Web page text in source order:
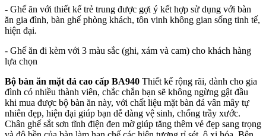
- Ghế ăn với thiết kế trẻ trung được gợi ý kết hợp sử dụng với bàn
ăn gia đình, bàn ghế phòng khách, tôn vinh không gian sống tinh tế,
hiện đại.
- Ghế ăn đi kèm với 3 màu sắc (ghi, xám và cam) cho khách hàng
lựa chọn
Bộ bàn ăn mặt đá cao cấp BA940 Thiết kế rộng rãi, dành cho gia
đình có nhiều thành viên, chắc chắn bạn sẽ không ngừng gật đầu
khi mua được bộ bàn ăn này, với chất liệu mặt bàn đá vân mây tự
nhiên đẹp, hiện đại giúp bạn dễ dàng vệ sinh, chống trầy xước.
Chân ghế sắt sơn tĩnh điện đen mờ giúp tăng thêm vẻ đẹp sang trọng